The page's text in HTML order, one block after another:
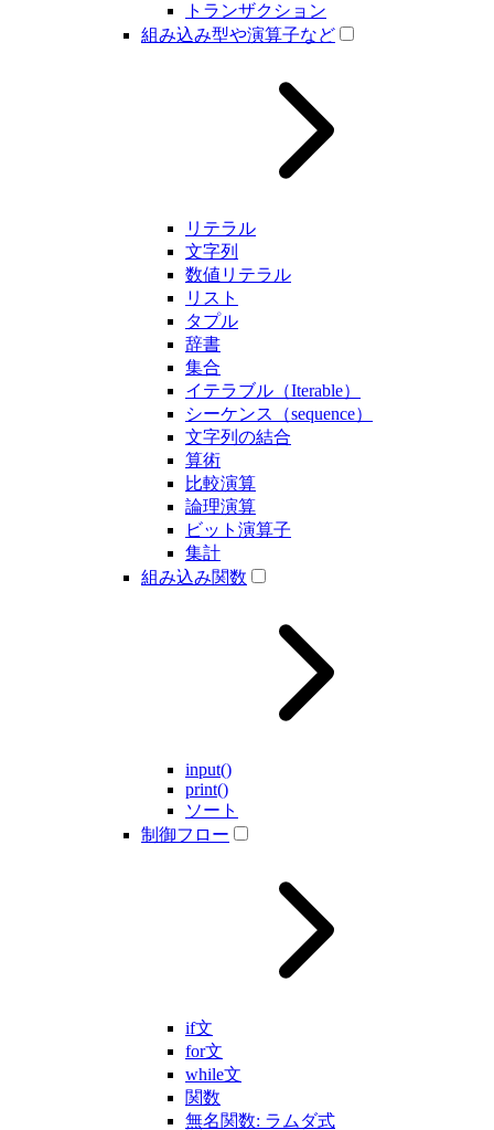
トランザクション
組み込み型や演算子など
リテラル
文字列
数値リテラル
リスト
タプル
辞書
集合
イテラブル（Iterable）
シーケンス（sequence）
文字列の結合
算術
比較演算
論理演算
ビット演算子
集計
組み込み関数
input()
print()
ソート
制御フロー
if文
for文
while文
関数
無名関数: ラムダ式